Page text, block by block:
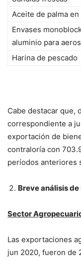
Aceite de palma
Envases
aluminio para
Harina de pescado
Cabe destacar que,
correspondiente a
exportación de
contraloría con
períodos anteriores
Breve análisis
Sector
Las exportaciones
jun 2020, fueron de